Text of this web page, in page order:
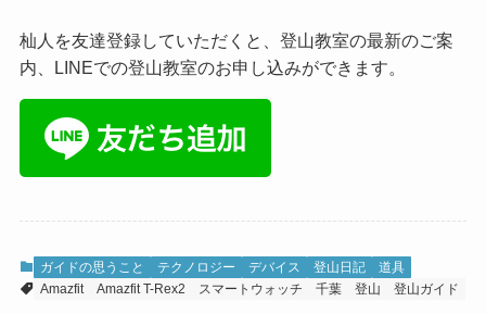
杣人を友達登録していただくと、登山教室の最新のご案
内、LINEでの登山教室のお申し込みができます。
ガイドの思うこと テクノロジー デバイス 登山日記
道具
Amazfit
Amazfit T-Rex2 スマートウォッチ 千葉 登山 登山ガイド